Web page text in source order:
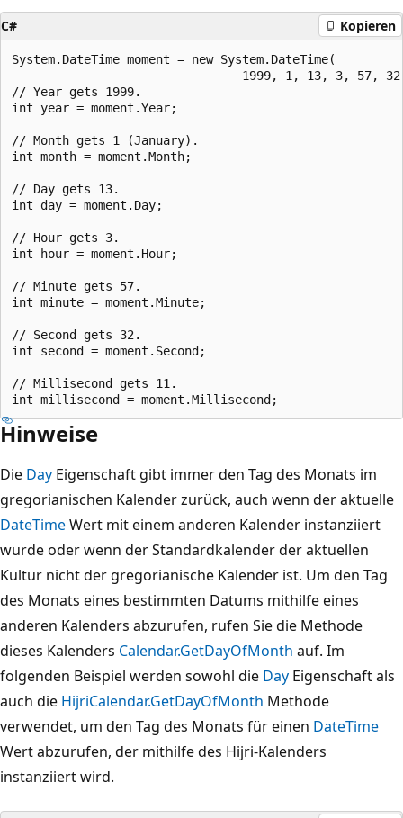
C# Kopieren
System.DateTime moment = new System.DateTime(
1999, 1, 13, 3, 57,
// Year gets 1999.
int year = moment.Year;
// Month gets 1 (January).
int month = moment.Month;
// Day gets 13.
int day = moment.Day;
// Hour gets 3.
int hour = moment.Hour;
// Minute gets 57.
int minute = moment.Minute;
// Second gets 32.
int second = moment.Second;
// Millisecond gets 11.
Hinweise
Die Day Eigenschaft gibt immer den Tag des Monats im
gregorianischen Kalender zurück, auch wenn der aktuelle
DateTimeWert mit einem anderen Kalender instanziiert
wurde oder wenn der Standardkalender der aktuellen
Kultur nicht der gregorianische Kalender ist. Um den Tag
des Monats eines bestimmten Datums mithilfe eines
anderen Kalenders abzurufen, rufen Sie die Methode
dieses Kalenders Calendar.GetDayOfMonth auf. Im
folgenden Beispiel werden sowohl die Day Eigenschaft als
auch die HijriCalendar.GetDayOfMonth Methode
verwendet, um den Tag des Monats für einen DateTime
Wert abzurufen, der mithilfe des Hijri-Kalenders
instanziiert wird.